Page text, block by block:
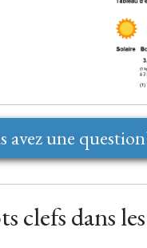
avez une
clefs dans